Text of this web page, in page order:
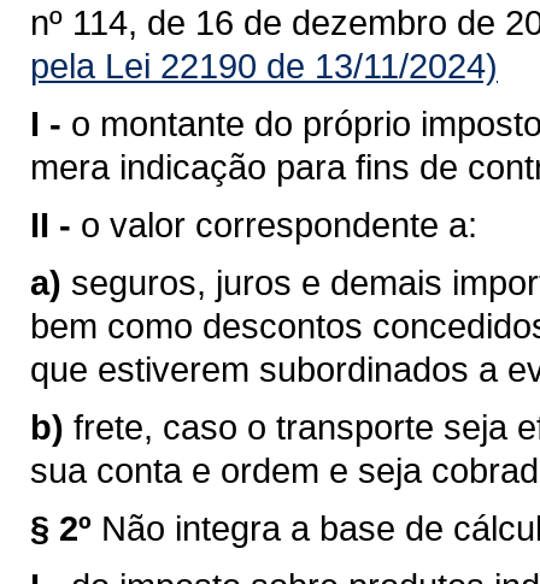
nº 114, de 16 de dezembro de
pela Lei 22190 de 13/11/2024)
I - o montante do próprio
mera indicação para fins de
II - o valor correspondente a:
a) seguros, juros e demais
bem como descontos
que estiverem subordinados a
b) frete, caso o transporte seja
sua conta e ordem e seja
§ 2º Não integra a base de